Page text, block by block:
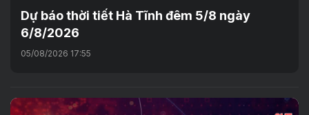
Dự báo thời tiết Hà Tĩnh đêm 5/8 ngày
6/8/2026
05/08/2026 17:55